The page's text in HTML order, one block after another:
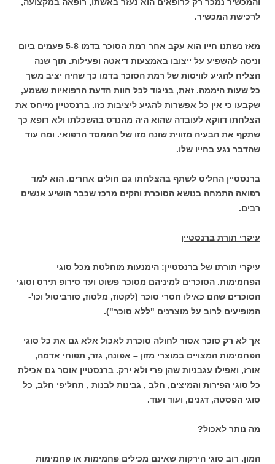
לרכישת המכשיר.
מאז נשתנו חייו הוא עקב אחר רמת הסוכר בדמו 5-8 פעמים ביום
וניסה להשפיע על ייצובו באמצעות דיאטה ופעילות. תוך שנה
הצליח להגיע לוויסות של רמת הסוכר בדמו כך שהיה יציב משך
כל שעות היממה. זאת, בניגוד לכל חוות הדעת הרפואיות ששמע,
שקבעו כי אין כל אפשרות להגיע ליציבות כזו. ברנסטיין מייחס את
הצלחתו דווקא לעובדה שהוא היה מהנדס בהשכלתו ולא רופא כך
שתקף את הבעיה מזווית שונה מזו של הממסד הרפואי. ומה עוד
שהדבר נגע בחייו שלו.
ברנסטיין החליט לשתף בהצלחתו גם חולים אחרים. הוא למד
רפואה התמחה בנושא הסוכרת והקים מרכז שכבר הושיע אנשים
רבים.
עיקרי תורת ברנסטיין
עיקרי תורתו של ברנסטיין: הימנעות מוחלטת מכל סוגי
הפחמימות. הסוכרים למיניהם מסוכר פשוט ועד סירופ תירס וסוגי
הסוכרים שהם כאילו חסרי סוכר (לקטוז, מלטוז, סורביטול וכו'-
המופיעים לרוב על מוצרנים "ללא סוכר").
אך לא רק סוכר אסור לחולה סוכרת לאכול אלא גם את כל סוגי
הפחמימות המצויים במוצרי מזון – אפונה, גזר, תפוחי אדמה,
אורז, ואפילו עגבניות שהן פרי ולא ירק. ברנסטיין אוסר גם אכילת
כל סוגי הפירות והמיצים, חלב , גבינות לבנות , תחליפי חלב, כל
סוגי הפסטה, דגנים, ועוד ועוד.
מה נותר לאכול?
המון. רוב סוגי הירקות שאינם מכילים פחמימות או פחמימות